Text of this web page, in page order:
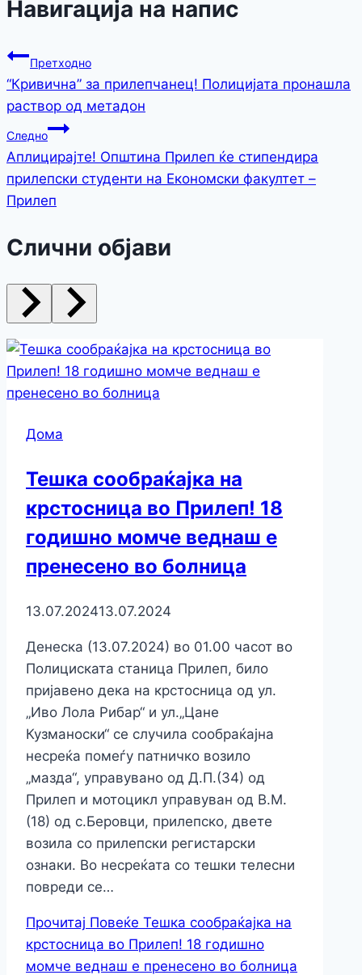
Навигација на напис
Претходно
“Кривична” за прилепчанец! Полицијата пронашла
раствор од метадон
Следно
Аплицирајте! Општина Прилеп ќе стипендира
прилепски студенти на Економски факултет –
Прилеп
Слични објави
Дома
Тешка сообраќајка на
крстосница во Прилеп! 18
годишно момче веднаш е
пренесено во болница
13.07.202413.07.2024
Денеска (13.07.2024) во 01.00 часот во
Полициската станица Прилеп, било
пријавено дека на крстосница од ул.
„Иво Лола Рибар“ и ул.„Цане
Кузманоски“ се случила сообраќајна
несреќа помеѓу патничко возило
„мазда“, управувано од Д.П.(34) од
Прилеп и мотоцикл управуван од В.М.
(18) од с.Беровци, прилепско, двете
возила со прилепски регистарски
ознаки. Во несреќата со тешки телесни
повреди се…
Прочитај Повеќе Тешка сообраќајка на
крстосница во Прилеп! 18 годишно
момче веднаш е пренесено во болница